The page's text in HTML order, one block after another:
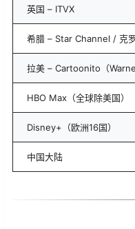
英国 – ITVX
希腊 – Star Channel / 克
拉美 – Cartoonito（
HBO Max（全球除美国）
Disney+（欧洲16国）
中国大陆